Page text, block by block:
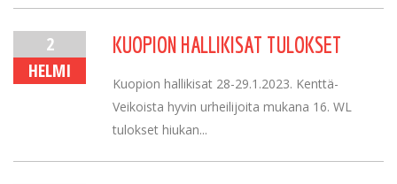
2
HELMI
KUOPION HALLIKISAT TULOKSET
Kuopion hallikisat 28-29.1.2023. Kenttä-
Veikoista hyvin urheilijoita mukana 16. WL
tulokset hiukan...